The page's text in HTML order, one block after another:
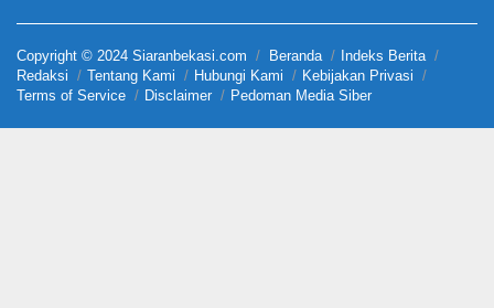
Copyright © 2024 Siaranbekasi.com Beranda
Indeks Berita
Redaksi
Tentang Kami Hubungi Kami
Kebijakan Privasi
Terms of Service
Disclaimer Pedoman Media Siber